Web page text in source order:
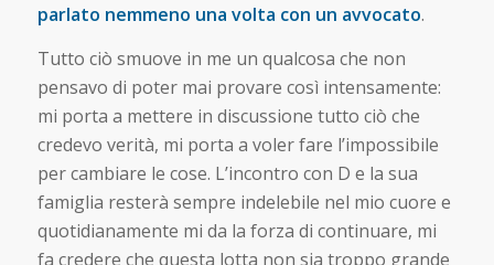
parlato nemmeno una volta con un avvocato.
Tutto ciò smuove in me un qualcosa che non
pensavo di poter mai provare così intensamente:
mi porta a mettere in discussione tutto ciò che
credevo verità, mi porta a voler fare l’impossibile
per cambiare le cose. L’incontro con D e la sua
famiglia resterà sempre indelebile nel mio cuore e
quotidianamente mi da la forza di continuare, mi
fa credere che questa lotta non sia troppo grande